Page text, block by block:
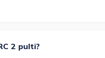
2 pulti?